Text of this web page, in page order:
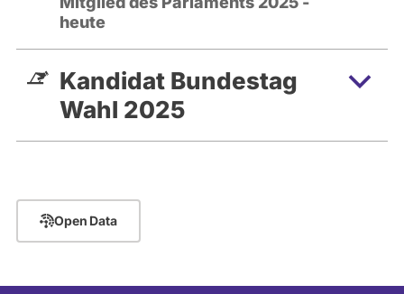
heute
Kandidat Bundestag
Wahl 2025
Open Data